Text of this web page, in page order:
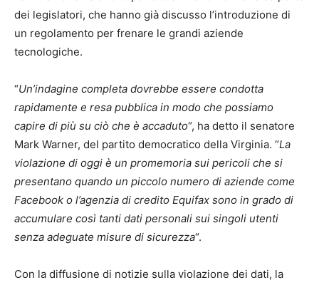
dei legislatori, che hanno già discusso l’introduzione di
un regolamento per frenare le grandi aziende
tecnologiche.
“Un’indagine completa dovrebbe essere condotta
rapidamente e resa pubblica in modo che possiamo
capire di più su ciò che è accaduto“, ha detto il senatore
Mark Warner, del partito democratico della Virginia. “La
violazione di oggi è un promemoria sui pericoli che si
presentano quando un piccolo numero di aziende come
Facebook o l’agenzia di credito Equifax sono in grado di
accumulare così tanti dati personali sui singoli utenti
senza adeguate misure di sicurezza“.
Con la diffusione di notizie sulla violazione dei dati, la